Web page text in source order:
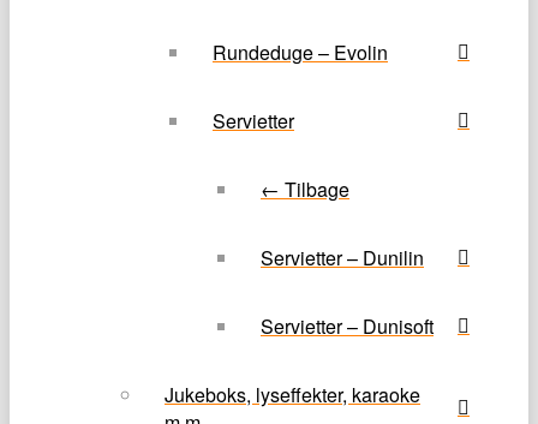
Rundeduge – Evolin
Servietter
← Tilbage
Servietter – Dunilin
Servietter – Dunisoft
Jukeboks, lyseffekter, karaoke